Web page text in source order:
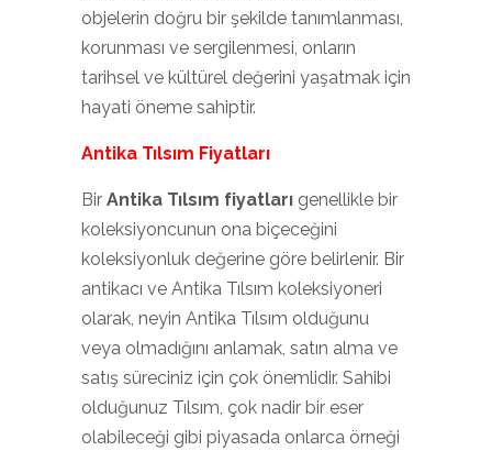
objelerin doğru bir şekilde tanımlanması,
korunması ve sergilenmesi, onların
tarihsel ve kültürel değerini yaşatmak için
hayati öneme sahiptir.
Antika Tılsım Fiyatları
Bir Antika Tılsım fiyatları genellikle bir
koleksiyoncunun ona biçeceğini
koleksiyonluk değerine göre belirlenir. Bir
antikacı ve Antika Tılsım koleksiyoneri
olarak, neyin Antika Tılsım olduğunu
veya olmadığını anlamak, satın alma ve
satış süreciniz için çok önemlidir. Sahibi
olduğunuz Tılsım, çok nadir bir eser
olabileceği gibi piyasada onlarca örneği